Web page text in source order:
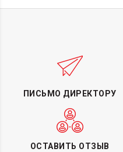
ПИСЬМО ДИРЕКТОРУ
ОСТАВИТЬ ОТЗЫВ